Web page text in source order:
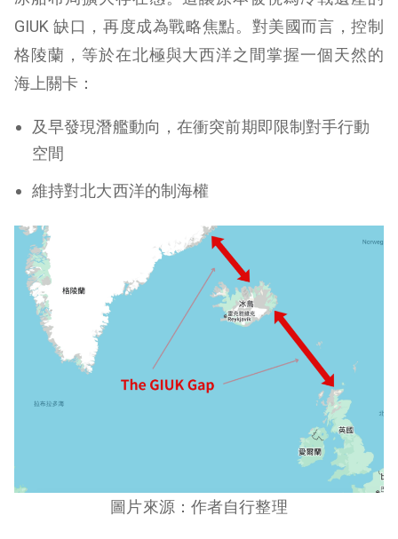
GIUK 缺口，再度成為戰略焦點。對美國而言，控制
格陵蘭，等於在北極與大西洋之間掌握一個天然的
海上關卡：
及早發現潛艦動向，在衝突前期即限制對手行動
空間
維持對北大西洋的制海權
圖片來源：作者自行整理